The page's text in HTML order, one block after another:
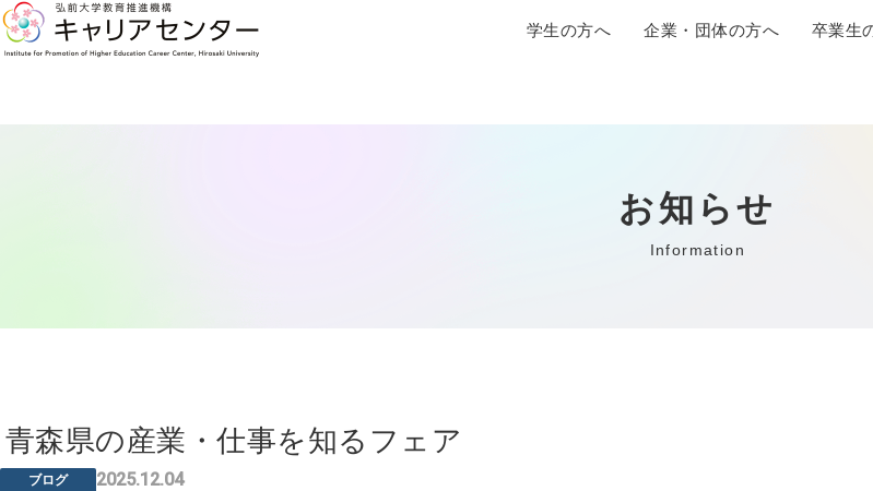
学生の方へ 企業・団体の方へ 卒業生
お知らせ
Information
青森県の産業・仕事を知るフェア
ブログ 2025.12.04